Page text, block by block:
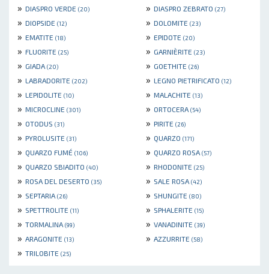
» DIASPRO VERDE (20) » DIASPRO ZEBRATO (27)
» DIOPSIDE (12) » DOLOMITE (23)
» EMATITE (18) » EPIDOTE (20)
» FLUORITE (25) » GARNIÈRITE (23)
» GIADA (20) » GOETHITE (26)
» LABRADORITE (202) » LEGNO PIETRIFICATO (12)
» LEPIDOLITE (10) » MALACHITE (13)
» MICROCLINE (301) » ORTOCERA (54)
» OTODUS (31) » PIRITE (26)
» PYROLUSITE (31) » QUARZO (171)
» QUARZO FUMÉ (106) » QUARZO ROSA (57)
» QUARZO SBIADITO (40) » RHODONITE (25)
» ROSA DEL DESERTO (35) » SALE ROSA (42)
» SEPTARIA (26) » SHUNGITE (80)
» SPETTROLITE (11) » SPHALERITE (15)
» TORMALINA (99) » VANADINITE (39)
» ARAGONITE (13) » AZZURRITE (58)
» TRILOBITE (25)